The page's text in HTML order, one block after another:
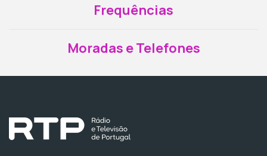
Frequências
Moradas e Telefones